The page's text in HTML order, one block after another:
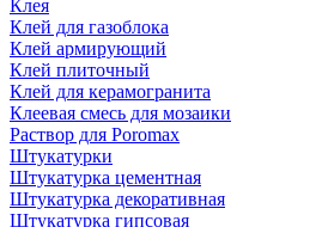
Клея
Клей для газоблока
Клей армирующий
Клей плиточный
Клей для керамогранита
Клеевая смесь для мозаики
Раствор для Poromax
Штукатурки
Штукатурка цементная
Штукатурка декоративная
Штукатурка гипсовая